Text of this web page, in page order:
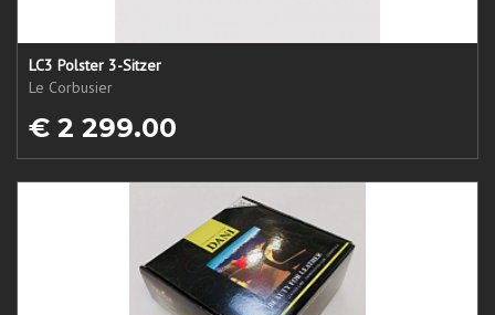
LC3 Polster 3-Sitzer
Le Corbusier
€ 2 299.00